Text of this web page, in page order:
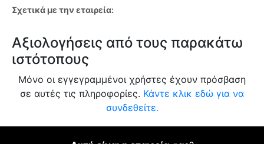
Σχετικά με την εταιρεία:
Αξιολογήσεις από τους παρακάτω
ιστότοπους
Μόνο οι εγγεγραμμένοι χρήστες έχουν πρόσβαση
σε αυτές τις πληροφορίες. Κάντε κλικ εδώ για να
συνδεθείτε.